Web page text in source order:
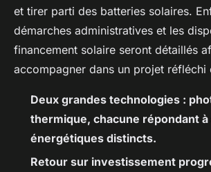
et tirer parti des batteries solaires.
démarches administratives et les
financement solaire seront détaillés
accompagner dans un projet réfléchi
Deux grandes technologies :
thermique, chacune répondant
énergétiques distincts.
Retour sur investissement